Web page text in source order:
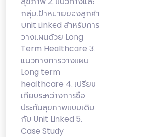
กลุ่มเป้าหมายของลูกค้า
Unit Linked สำหรับการ
วางแผนด้วย Long
Term Healthcare 3.
แนวทางการวางแผน
Long term
healthcare 4. เปรียบ
เทียบระหว่างการซื้อ
ประกันสุขภาพแบบเดิม
กับ Unit Linked 5.
Case Study